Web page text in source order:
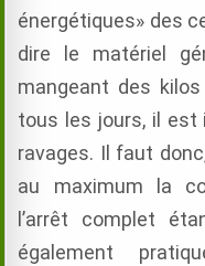
énergétiques» des
dire le matériel
mangeant des
tous les jours, il est
ravages. Il faut
au maximum la
l’arrêt complet
également